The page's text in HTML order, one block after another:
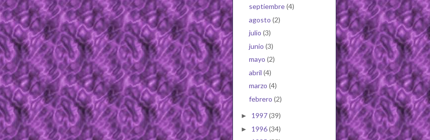
septiembre(4)
agosto (2)
julio (3)
junio (3)
mayo (2)
abril (4)
marzo (4)
febrero (2)
► 1997(39)
► 1996(34)